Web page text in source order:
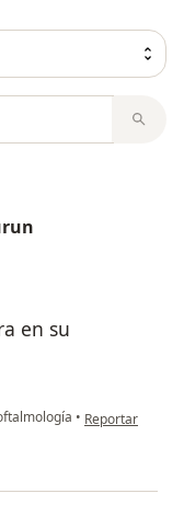
en su
• en opinión del
Reportar